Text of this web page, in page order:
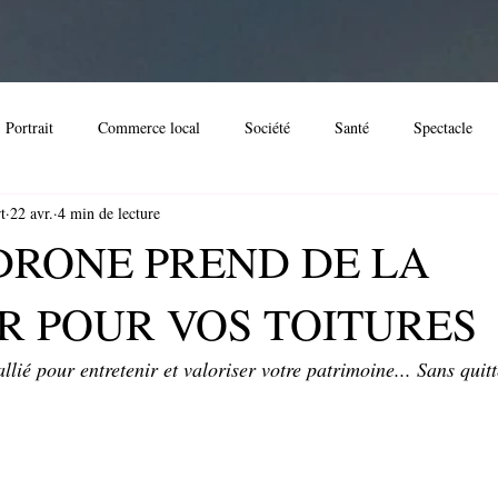
Portrait Commerce local Société Santé Spectacle
Immobilier
PREND DE LA
POUR VOS TOITURES
22 avr. 4 min de lecture
pour entretenir et valoriser votre patrimoine... Sans